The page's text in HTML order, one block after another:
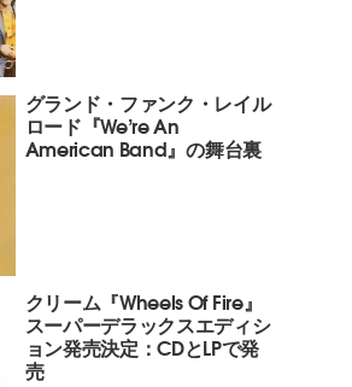
グランド・ファンク・レイル
ロード『We’re An
American Band』の舞台裏
クリーム『Wheels Of Fire』
スーパーデラックスエディシ
ョン発売決定：CDとLPで発
売